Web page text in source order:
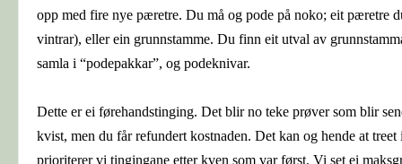
opp med fire nye pæretre. Du må og pode på noko; eit pæretre
vintrar), eller ein grunnstamme. Du finn eit utval av
samla i “podepakkar”, og podeknivar.
Dette er ei førehandstinging. Det blir no teke prøver som blir
kvist, men du får refundert kostnaden. Det kan og hende at
prioriterer vi tingingane etter kven som var først. Vi set ei